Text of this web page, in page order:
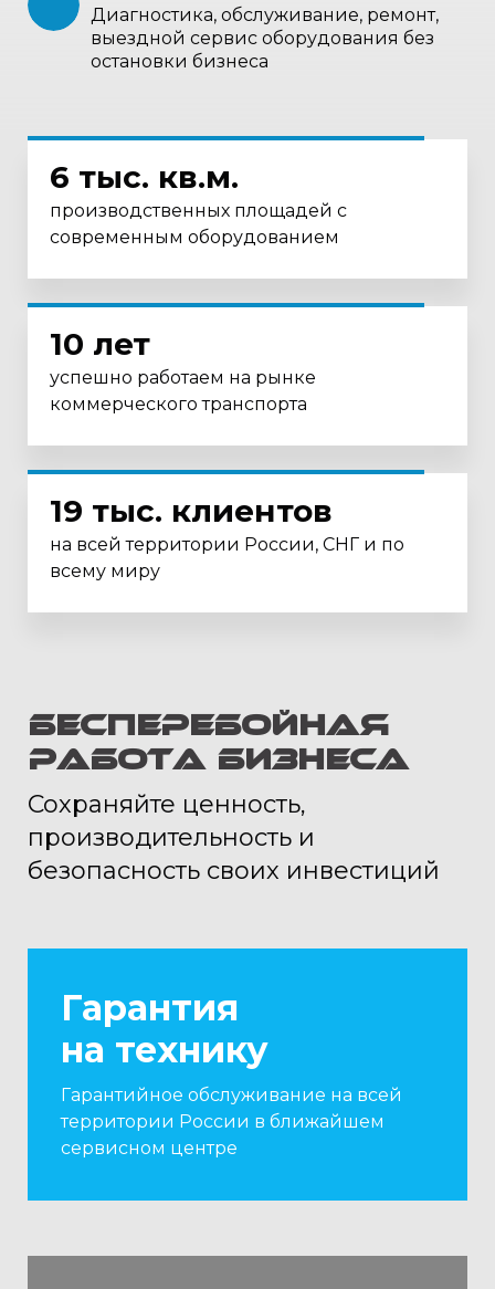
Диагностика, обслуживание, ремонт,
выездной сервис оборудования без
остановки бизнеса
6 тыс. кв.м.
производственных площадей с
современным оборудованием
10 лет
успешно работаем на рынке
коммерческого транспорта
19 тыс. клиентов
на всей территории России, СНГ и по
всему миру
БЕСПЕРЕБОЙНАЯ
РАБОТА БИЗНЕСА
Сохраняйте ценность,
производительность и
безопасность своих инвестиций
Гарантия
на технику
Гарантийное обслуживание на всей
территории России в ближайшем
сервисном центре